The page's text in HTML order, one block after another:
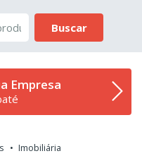
Buscar
Empresa
Imobiliária